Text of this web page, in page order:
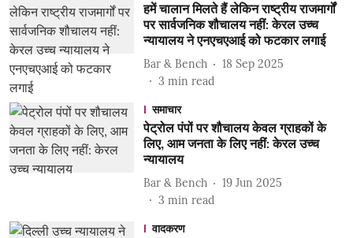
हमें चालान मिलते हैं लेकिन राष्ट्रीय राजमार्गों
पर सार्वजनिक शौचालय नहीं: केरल उच्च
न्यायालय ने एनएचएआई को फटकार लगाई
Bar & Bench
18 Sep 2025
3 min read
समाचार
पेट्रोल पंपों पर शौचालय केवल ग्राहकों के
लिए, आम जनता के लिए नहीं: केरल उच्च
न्यायालय
Bar & Bench
19 Jun 2025
3 min read
वादकरण